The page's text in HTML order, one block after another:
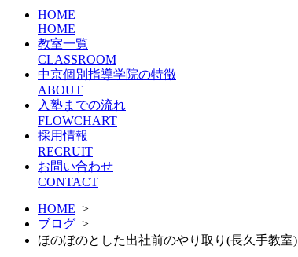
HOME
HOME
教室一覧
CLASSROOM
中京個別指導学院の特徴
ABOUT
入塾までの流れ
FLOWCHART
採用情報
RECRUIT
お問い合わせ
CONTACT
HOME >
ブログ >
ほのぼのとした出社前のやり取り(長久手教室)